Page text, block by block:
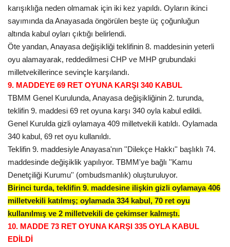
karışıklığa neden olmamak için iki kez yapıldı. Oyların ikinci
sayımında da Anayasada öngörülen beşte üç çoğunluğun
altında kabul oyları çıktığı belirlendi.
Öte yandan, Anayasa değişikliği teklifinin 8. maddesinin yeterli
oyu alamayarak, reddedilmesi CHP ve MHP grubundaki
milletvekillerince sevinçle karşılandı.
9. MADDEYE 69 RET OYUNA KARŞI 340 KABUL
TBMM Genel Kurulunda, Anayasa değişikliğinin 2. turunda,
teklifin 9. maddesi 69 ret oyuna karşı 340 oyla kabul edildi.
Genel Kurulda gizli oylamaya 409 milletvekili katıldı. Oylamada
340 kabul, 69 ret oyu kullanıldı.
Teklifin 9. maddesiyle Anayasa'nın ''Dilekçe Hakkı'' başlıklı 74.
maddesinde değişiklik yapılıyor. TBMM'ye bağlı ''Kamu
Denetçiliği Kurumu'' (ombudsmanlık) oluşturuluyor.
Birinci turda, teklifin 9. maddesine ilişkin gizli oylamaya 406
milletvekili katılmış; oylamada 334 kabul, 70 ret oyu
kullanılmış ve 2 milletvekili de çekimser kalmıştı.
10. MADDE 73 RET OYUNA KARŞI 335 OYLA KABUL
EDİLDİ